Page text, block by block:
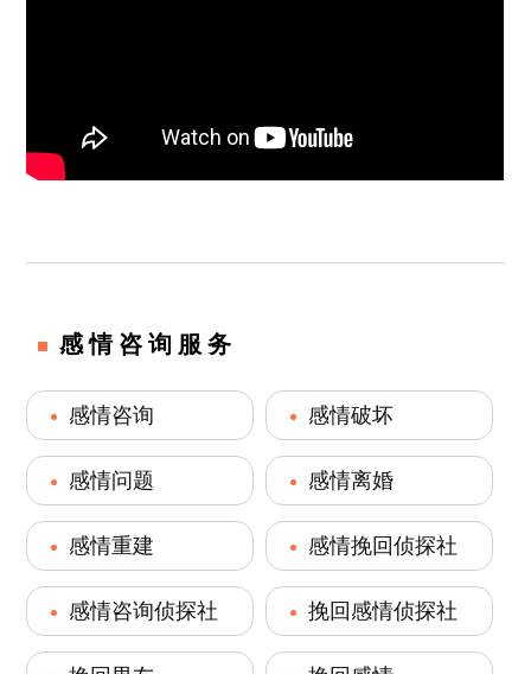
感情咨询服务
感情咨询 感情破坏
感情问题 感情离婚
感情重建 感情挽回侦探社
感情咨询侦探社 挽回感情侦探社